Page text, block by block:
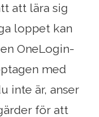
att lära sig
loppet kan
OneLogin-
med
inte är, anser
för att